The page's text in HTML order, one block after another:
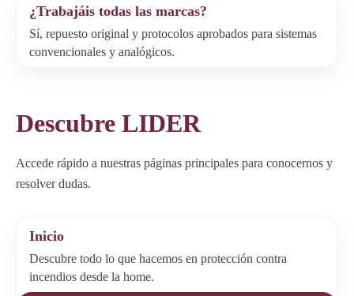
¿Trabajáis todas las marcas?
Sí, repuesto original y protocolos aprobados para sistemas
convencionales y analógicos.
Descubre LIDER
Accede rápido a nuestras páginas principales para conocernos y
resolver dudas.
Inicio
Descubre todo lo que hacemos en protección contra
incendios desde la home.